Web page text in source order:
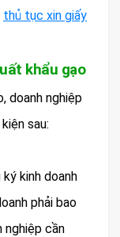
thủ tục xin giấy
khẩu gạo
doanh nghiệp
sau:
kinh doanh
phải bao
nghiệp cần